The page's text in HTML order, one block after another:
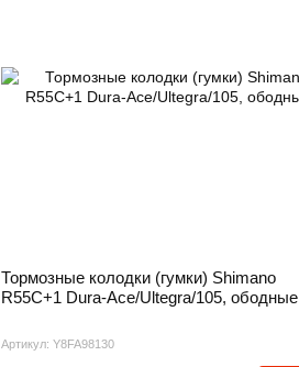
Артикул: Y8FA98130
Тормозные колодки (гумки) Shimano
R55C+1 Dura-Ace/Ultegra/105, ободные